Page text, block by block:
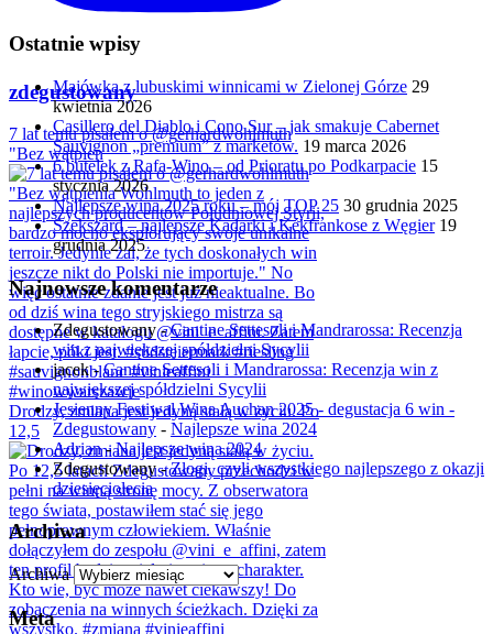
zdegustowany
7 lat temu pisałem o @gerhardwohlmuth
"Bez wątpien
Drodzy, zmiana jest jedyną stałą w życiu. Po
12,5
Ostatnie wpisy
Majówka z lubuskimi winnicami w Zielonej Górze 29
kwietnia 2026
Casillero del Diablo i Cono Sur – jak smakuje Cabernet
Sauvignon „premium” z marketów. 19 marca 2026
6 butelek z Rafa-Wino – od Prioratu po Podkarpacie 15
stycznia 2026
Najlepsze wina 2025 roku – mój TOP 25 30 grudnia 2025
Szekszárd – najlepsze Kadarki i Kékfrankose z Węgier 19
grudnia 2025
Najnowsze komentarze
Zdegustowany-Cantine Settesoli i Mandrarossa: Recenzja
win z największej spółdzielni Sycylii
jacek-Cantine Settesoli i Mandrarossa: Recenzja win z
największej spółdzielni Sycylii
Jesienny Festiwal Wina Auchan 2025 - degustacja 6 win -
Zdegustowany - Najlepsze wina 2024
Adrian-Najlepsze wina 2024
Zdegustowany-Złogi, czyli wszystkiego najlepszego z okazji
dziesięciolecia
Archiwa
Archiwa
Meta